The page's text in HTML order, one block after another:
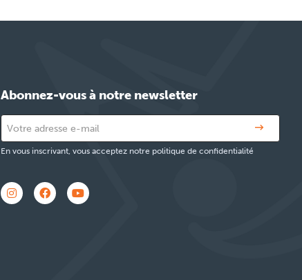
Abonnez-vous à notre newsletter
En vous inscrivant, vous acceptez notre politique de confidentialité